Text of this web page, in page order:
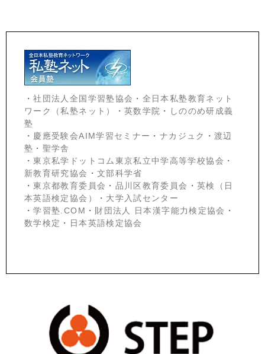
・社団法人全国学習塾協会 ・ 全日本私塾教育ネット
ワーク（私塾ネット）
・ 英数学院 ・
しののめ研成義
塾
・ 慶應受験会AIM学習セミナー ・ ナカジュク ・ 渡辺
塾 ・ 聖学舎
・東京私学ドットコム東京私立中学高等学校協会 ・
新教育研究協会 ・ 文部科学省
・東京都教育委員会 ・ 品川区教育委員会 ・ 英検（日
本英語検定協会）
・ 大学入試センター
・学習塾.COM ・ 財団法人 日本漢字能力検定協会 ・
数学検定 ・ 日本英語検定協会